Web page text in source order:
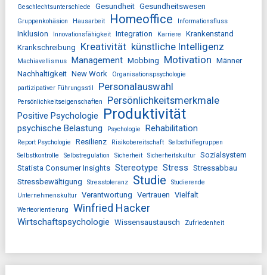
Geschlechtsunterschiede
Gesundheit Gesundheitswesen
Gruppenkohäsion Hausarbeit Homeoffice Informationsfluss
Inklusion Innovationsfähigkeit Integration Karriere
Krankenstand
Krankschreibung
Kreativität künstliche Intelligenz
Machiavellismus Management Mobbing Motivation Männer
Nachhaltigkeit New Work
Organisationspsychologie
partizipativer Führungsstil
Personalauswahl
Persönlichkeitseigenschaften Persönlichkeitsmerkmale
Positive Psychologie Produktivität
psychische Belastung Psychologie Rehabilitation
Report Psychologie Resilienz Risikobereitschaft
Selbsthilfegruppen
Selbstkontrolle
Selbstregulation Sicherheit Sicherheitskultur
Sozialsystem
Statista Consumer Insights Stereotype Stress Stressabbau
Stressbewältigung
Stresstoleranz Studie
Studierende
Unternehmenskultur
Verantwortung Vertrauen Vielfalt
Werteorientierung Winfried Hacker
Wirtschaftspsychologie Wissensaustausch Zufriedenheit